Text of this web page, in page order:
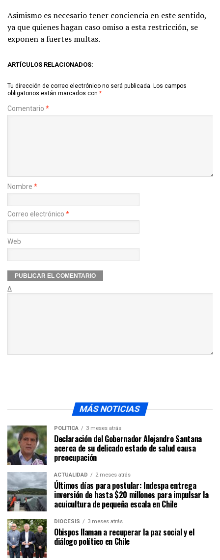
Asimismo es necesario tener conciencia en este sentido,
ya que quienes hagan caso omiso a esta restricción, se
exponen a fuertes multas.
ARTÍCULOS RELACIONADOS:
Tu dirección de correo electrónico no será publicada. Los campos
obligatorios están marcados con *
Comentario *
Nombre *
Correo electrónico *
Web
Δ
MÁS NOTICIAS
POLÍTICA 3 meses atrás
Declaración del Gobernador Alejandro Santana
acerca de su delicado estado de salud causa
preocupación
ACTUALIDAD 2 meses atrás
Últimos días para postular: Indespa entrega
inversión de hasta $20 millones para impulsar la
acuicultura de pequeña escala en Chile
DIÓCESIS 3 meses atrás
Obispos llaman a recuperar la paz social y el
diálogo político en Chile